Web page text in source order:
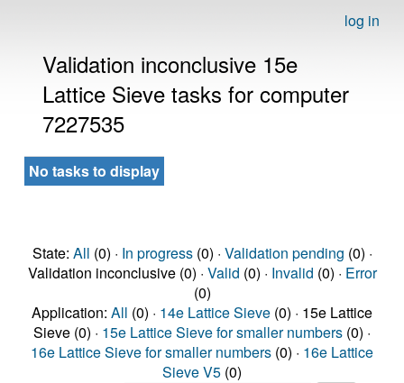
log in
Validation inconclusive 15e
Lattice Sieve tasks for computer
7227535
No tasks to display
State: All (0) · In progress(0) · Validation pending (0) ·
Validation inconclusive (0) · Valid (0) · Invalid (0) · Error
(0)
Application: All (0) · 14e Lattice Sieve (0) · 15e Lattice
Sieve (0) · 15e Lattice Sieve for smaller numbers (0) ·
16e Lattice Sieve for smaller numbers (0) · 16e Lattice
Sieve V5 (0)